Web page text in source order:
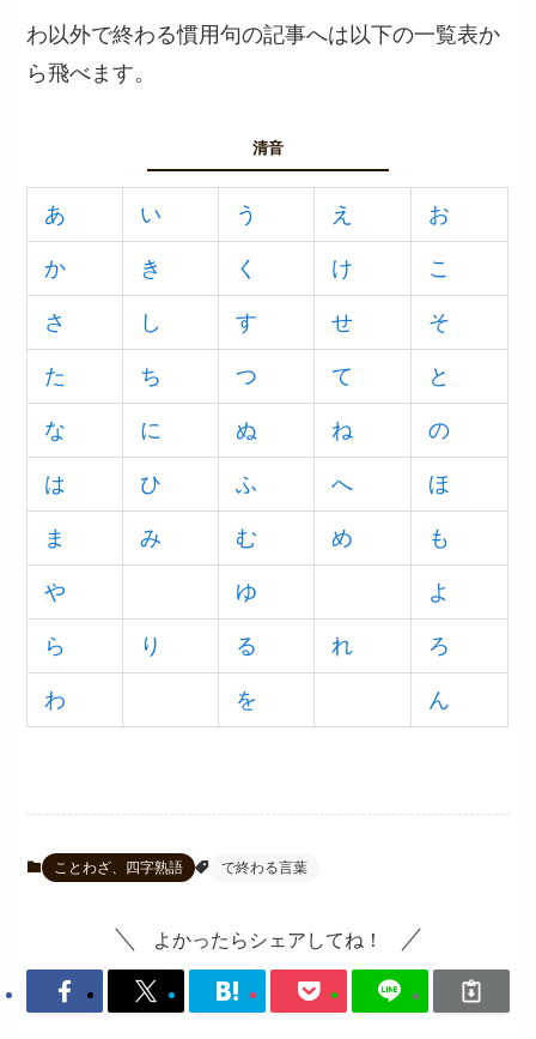
わ以外で終わる慣用句の記事へは以下の一覧表か
ら飛べます。
清音
あ い う え お
か き く け こ
さ し す せ そ
た ち つ て と
な に ぬ ね の
は ひ ふ へ ほ
ま み む め も
や ゆ よ
ら り る れ ろ
わ を ん
ことわざ、四字熟語 で終わる言葉
よかったらシェアしてね！